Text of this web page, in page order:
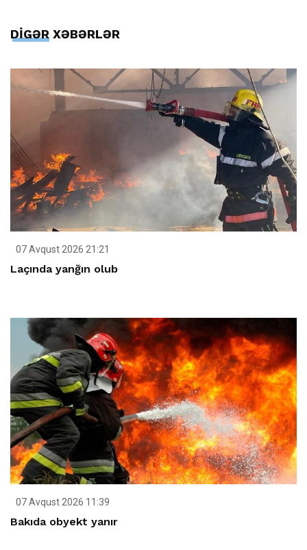
DİGƏR XƏBƏRLƏR
07 Avqust 2026 21:21
Laçında yanğın olub
07 Avqust 2026 11:39
Bakıda obyekt yanır